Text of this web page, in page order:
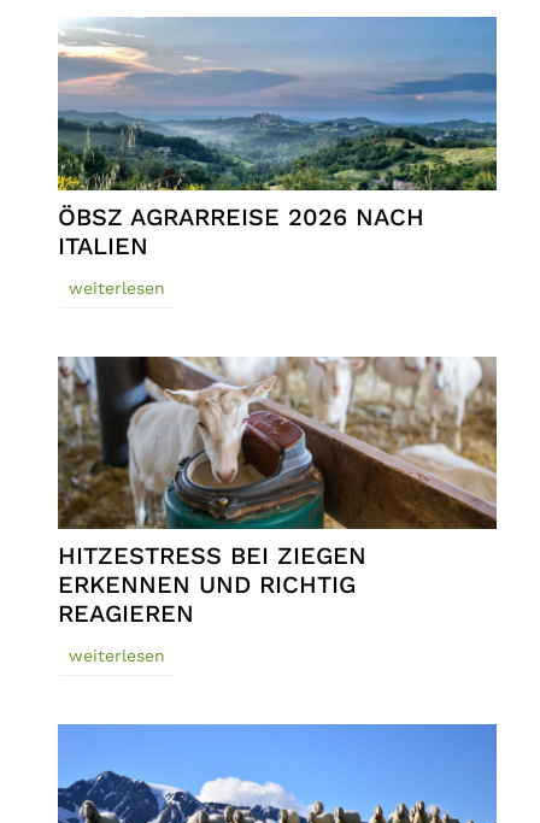
ÖBSZ AGRARREISE 2026 NACH
ITALIEN
weiterlesen
HITZESTRESS BEI ZIEGEN
ERKENNEN UND RICHTIG
REAGIEREN
weiterlesen